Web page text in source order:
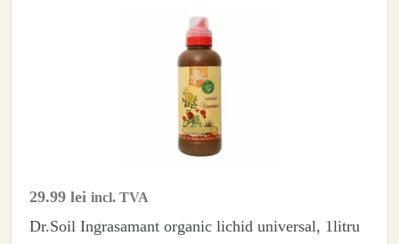
29.99 lei incl. TVA
Dr.Soil Ingrasamant organic lichid universal, 1litru